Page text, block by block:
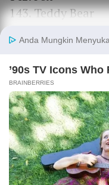
143. Teddy Bear
145. Mudbug
146. Superstar
147. Viking
148. Sprinkler
149. Zorro
150. Baker’s dozen
151. Wonder Man
152. Adonis
153. Beau